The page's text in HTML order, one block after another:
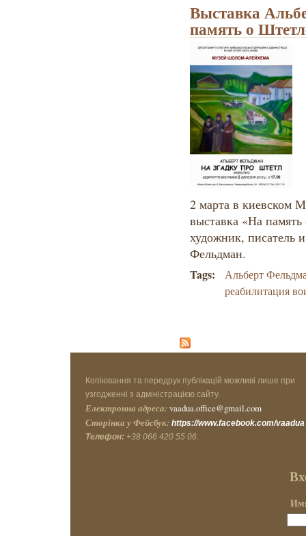
Выставка
память о
2 марта в киевском
выставка «На
художник, писатель
Фельдман.
Tags:
Альберт
реабилитация
Копіювання та передрук публікацій можливі лише при
узгодженні з адміністрацією сайту.
Електронна адреса: vaadua.office@gmail.com
Сторінка у Фейсбук: https://www.facebook.com/vaadua
Телефон: +38 066 420 55 06.